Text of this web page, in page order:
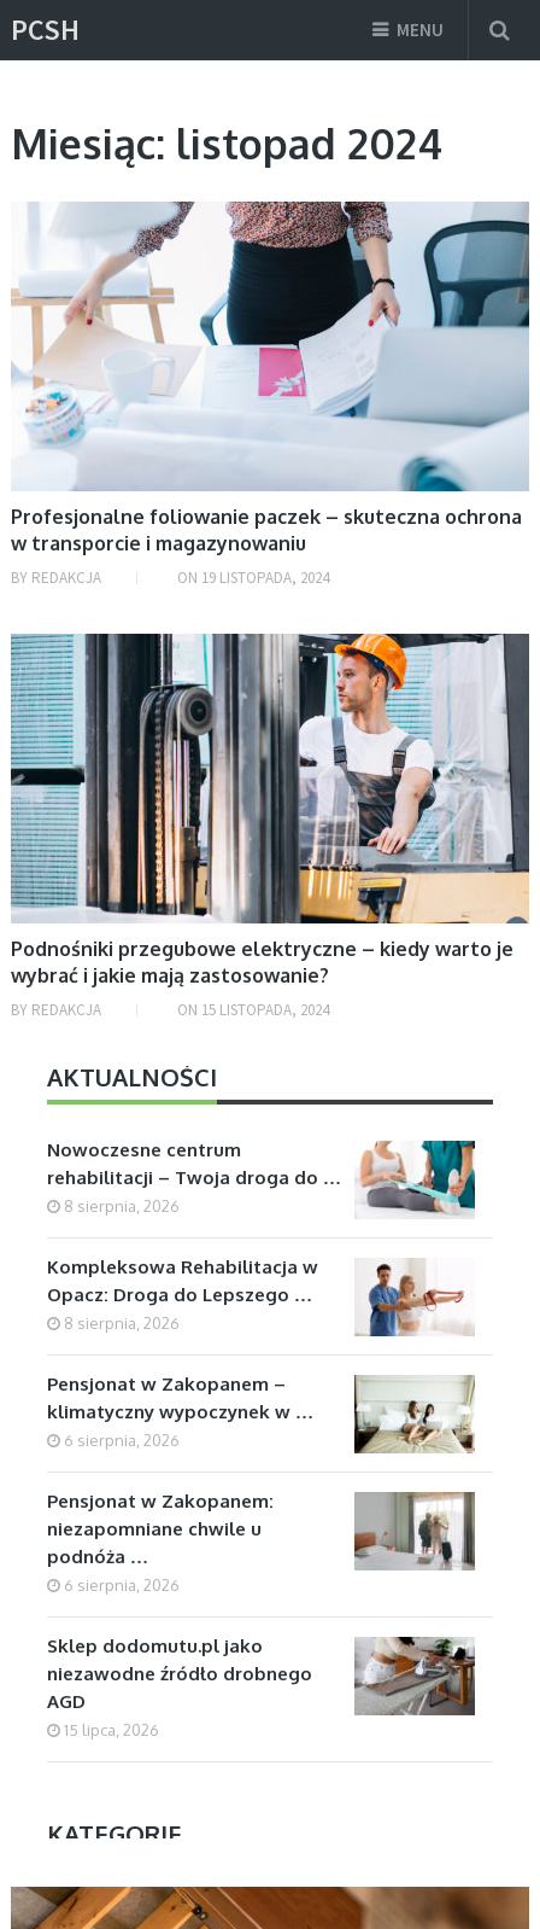
PCSH MENU
Miesiąc: listopad 2024
AKTUALNOŚCI
Profesjonalne foliowanie paczek – skuteczna ochrona
w transporcie i magazynowaniu
BY REDAKCJA ON 19 LISTOPADA, 2024
MOTORYZACJA
Podnośniki przegubowe elektryczne – kiedy warto je
wybrać i jakie mają zastosowanie?
BY REDAKCJA ON 15 LISTOPADA, 2024
AKTUALNOŚCI
Nowoczesne centrum
rehabilitacji – Twoja droga do …
8 sierpnia, 2026
Kompleksowa Rehabilitacja w
Opacz: Droga do Lepszego …
8 sierpnia, 2026
Pensjonat w Zakopanem –
klimatyczny wypoczynek w …
6 sierpnia, 2026
Pensjonat w Zakopanem:
niezapomniane chwile u
podnóża …
6 sierpnia, 2026
Sklep dodomutu.pl jako
niezawodne źródło drobnego
AGD
15 lipca, 2026
KATEGORIE
Aktualności
AKTUALNOŚCI